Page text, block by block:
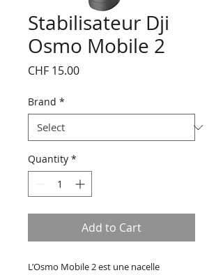
Stabilisateur Dji
Osmo Mobile 2
CHF 15.00Price
Brand *
Quantity *
Add to Cart
L’Osmo Mobile 2 est une nacelle